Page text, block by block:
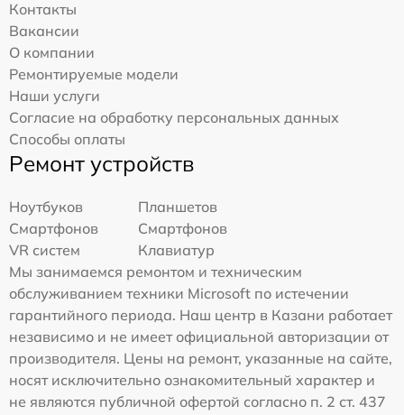
Контакты
Вакансии
О компании
Ремонтируемые модели
Наши услуги
Согласие на обработку персональных данных
Способы оплаты
Ремонт устройств
Ноутбуков
Планшетов
Смартфонов
Смартфонов
VR систем
Клавиатур
Мы занимаемся ремонтом и техническим
обслуживанием техники Microsoft по истечении
гарантийного периода. Наш центр в Казани работает
независимо и не имеет официальной авторизации от
производителя. Цены на ремонт, указанные на сайте,
носят исключительно ознакомительный характер и
не являются публичной офертой согласно п. 2 ст. 437